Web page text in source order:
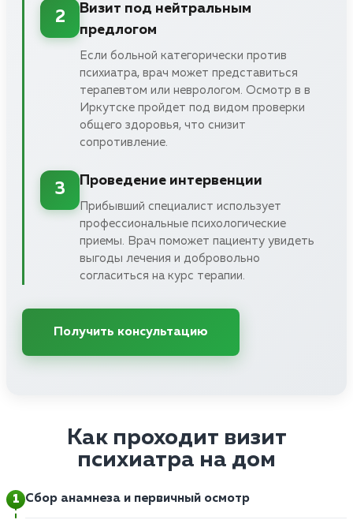
2
Визит под нейтральным
предлогом
Если больной категорически против
психиатра, врач может представиться
терапевтом или неврологом. Осмотр в в
Иркутске пройдет под видом проверки
общего здоровья, что снизит
сопротивление.
3
Проведение интервенции
Прибывший специалист использует
профессиональные психологические
приемы. Врач поможет пациенту увидеть
выгоды лечения и добровольно
согласиться на курс терапии.
Получить консультацию
Как проходит визит
психиатра на дом
Сбор анамнеза и первичный осмотр